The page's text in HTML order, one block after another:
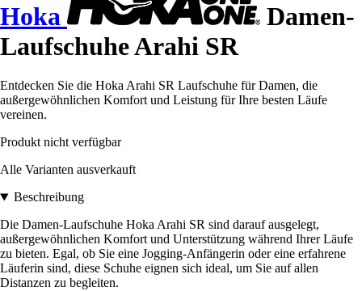
Hoka
Damen-
Laufschuhe Arahi SR
Entdecken Sie die Hoka Arahi SR Laufschuhe für Damen, die
außergewöhnlichen Komfort und Leistung für Ihre besten Läufe
vereinen.
Produkt nicht verfügbar
Alle Varianten ausverkauft
Beschreibung
Die Damen-Laufschuhe Hoka Arahi SR sind darauf ausgelegt,
außergewöhnlichen Komfort und Unterstützung während Ihrer Läufe
zu bieten. Egal, ob Sie eine Jogging-Anfängerin oder eine erfahrene
Läuferin sind, diese Schuhe eignen sich ideal, um Sie auf allen
Distanzen zu begleiten.